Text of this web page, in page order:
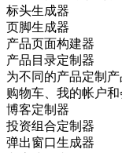
标头生成器
页脚生成器
产品页面构建器
产品目录定制器
为不同的产品定制
购物车、我的帐户
博客定制器
投资组合定制器
弹出窗口生成器